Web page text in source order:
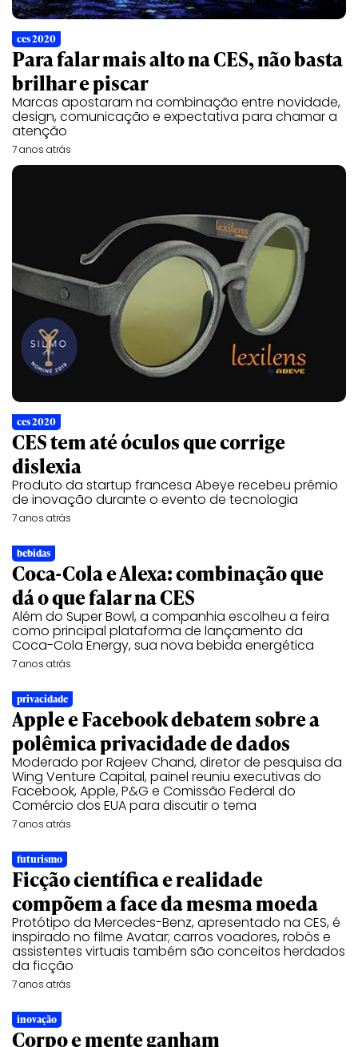
ces 2020
Para falar mais alto na CES, não basta
brilhar e piscar
Marcas apostaram na combinação entre novidade,
design, comunicação e expectativa para chamar a
atenção
7 anos atrás
ces 2020
CES tem até óculos que corrige
dislexia
Produto da startup francesa Abeye recebeu prêmio
de inovação durante o evento de tecnologia
7 anos atrás
bebidas
Coca-Cola e Alexa: combinação que
dá o que falar na CES
Além do Super Bowl, a companhia escolheu a feira
como principal plataforma de lançamento da
Coca-Cola Energy, sua nova bebida energética
7 anos atrás
privacidade
Apple e Facebook debatem sobre a
polêmica privacidade de dados
Moderado por Rajeev Chand, diretor de pesquisa da
Wing Venture Capital, painel reuniu executivas do
Facebook, Apple, P&G e Comissão Federal do
Comércio dos EUA para discutir o tema
7 anos atrás
futurismo
Ficção científica e realidade
compõem a face da mesma moeda
Protótipo da Mercedes-Benz, apresentado na CES, é
inspirado no filme Avatar; carros voadores, robôs e
assistentes virtuais também são conceitos herdados
da ficção
7 anos atrás
inovação
Corpo e mente ganham